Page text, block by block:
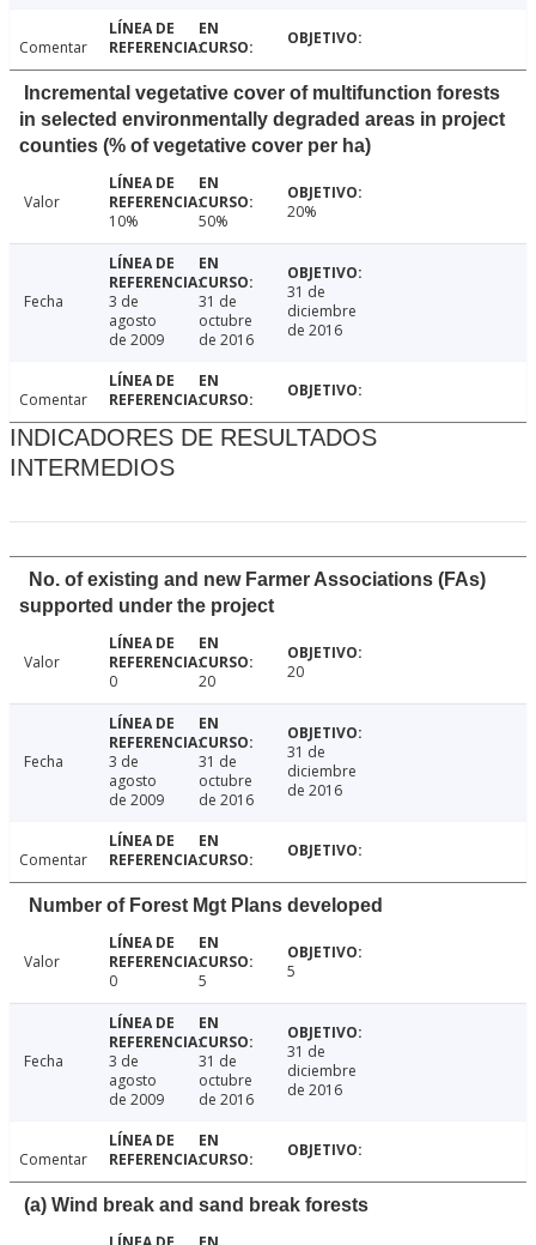
Comentar
Incremental vegetative cover of multifunction forests
in selected environmentally degraded areas in project
counties (% of vegetative cover per ha)
Valor
10%
50% 20%
Fecha
3 de
agosto
de 2009
31 de
octubre
de 2016
31 de
diciembre
de 2016
Comentar
INDICADORES DE RESULTADOS
INTERMEDIOS
No. of existing and new Farmer Associations (FAs)
supported under the project
Valor
0
20 20
Fecha
3 de
agosto
de 2009
31 de
octubre
de 2016
31 de
diciembre
de 2016
Comentar
Number of Forest Mgt Plans developed
Valor
0
5 5
Fecha
3 de
agosto
de 2009
31 de
octubre
de 2016
31 de
diciembre
de 2016
Comentar
(a) Wind break and sand break forests